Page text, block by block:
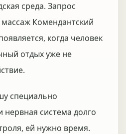
среда. Запрос
Комендантский
когда человек
отдых уже не
специально
нервная система долго
ей нужно время.